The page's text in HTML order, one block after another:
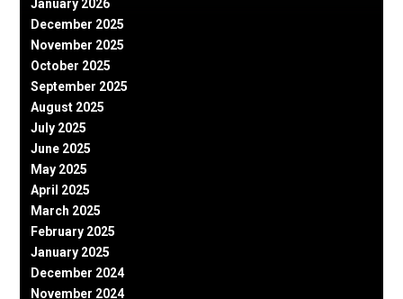
January 2026
December 2025
November 2025
October 2025
September 2025
August 2025
July 2025
June 2025
May 2025
April 2025
March 2025
February 2025
January 2025
December 2024
November 2024